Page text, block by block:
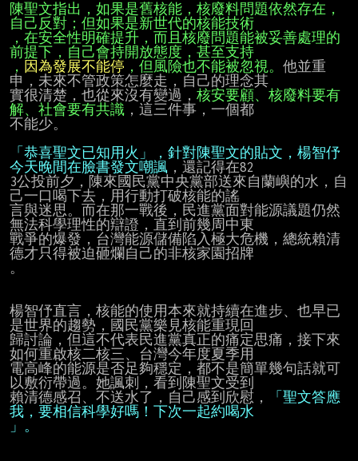
陳聖文指出，如果是舊核能，核廢料問題依然存在，
自己反對；但如果是新世代的核能技術
，在安全性明確提升，而且核廢問題能被妥善處理的
前提下，自己會持開放態度，甚至支持
， 因為發展不能停 ，但風險也不能被忽視。 他並重
申，未來不管政策怎麼走，自己的理念其
實很清楚，也從來沒有變過， 核安要顧、核廢料要有
解、社會要有共識 ，這三件事，一個都
不能少。
「恭喜聖文已知用火」，針對陳聖文的貼文，楊智伃
今天晚間在臉書發文嘲諷 ，還記得在82
3公投前夕，陳來國民黨中央黨部送來自蘭嶼的水，自
己一口喝下去，用行動打破核能的謠
言與迷思。而在那一戰後，民進黨面對能源議題仍然
無法科學理性的辯證，直到前幾周中東
戰爭的爆發，台灣能源儲備陷入極大危機，總統賴清
德才只得被迫砸爛自己的非核家園招牌
。
楊智伃直言，核能的使用本來就持續在進步、也早已
是世界的趨勢，國民黨樂見核能重現回
歸討論，但這不代表民進黨真正的痛定思痛，接下來
如何重啟核二核三、台灣今年度夏季用
電高峰的能源是否足夠穩定，都不是簡單幾句話就可
以敷衍帶過。她諷刺，看到陳聖文受到
賴清德感召、不送水了，自己感到欣慰，
「聖文答應
我，要相信科學好嗎！下次一起約喝水
」。